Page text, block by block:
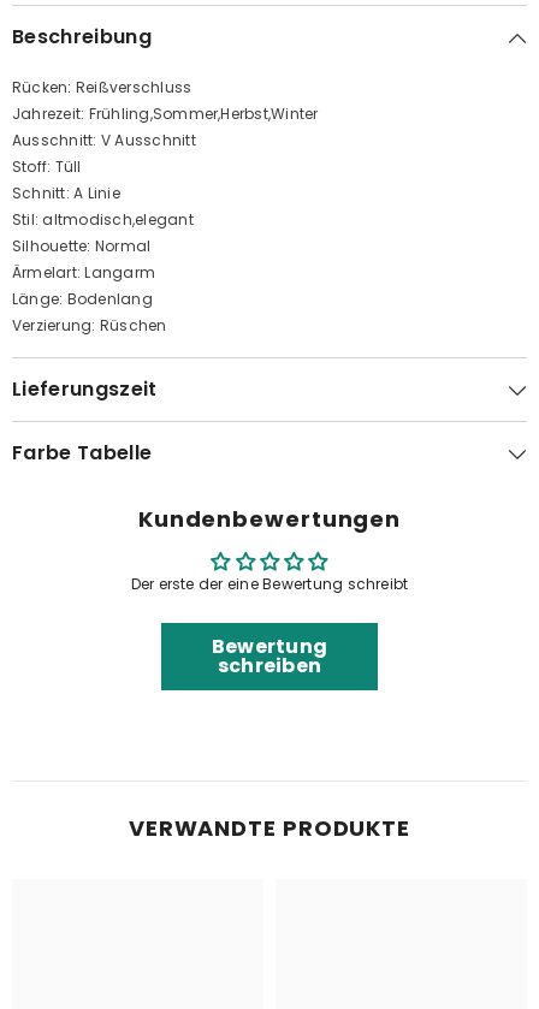
Beschreibung
Rücken: Reißverschluss
Jahrezeit: Frühling,Sommer,Herbst,Winter
Ausschnitt: V Ausschnitt
Stoff: Tüll
Schnitt: A Linie
Stil: altmodisch,elegant
Silhouette: Normal
Ärmelart: Langarm
Länge: Bodenlang
Verzierung: Rüschen
Lieferungszeit
Farbe Tabelle
Kundenbewertungen
Der erste der eine Bewertung schreibt
Bewertung
schreiben
VERWANDTE PRODUKTE